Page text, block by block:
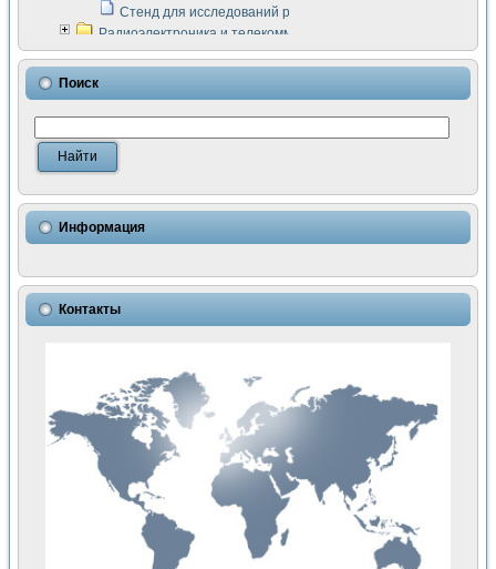
Стенд для исследований рабочих процессов ДВС в
Радиоэлектроника и телекоммуникации
LabVIEW в расчетах радиолиний систем передачи данных
Аппаратно-программный комплекс для исследования
Виртуальный лабораторный стенд для исследования
Измерение шумовых параметров операционных
Измерительный преобразователь на основе цифровой
Использование NI LabVIEW для математического
Исследовние возможности создания измерителя ВАХ
Математическое моделирование генератора сигналов -
Применение осциллографического модуля с высоким
Симуляция отклика импульсного радиолокационного
Автоматизация формирования уравнений состояния для
Разработка автоматизированного стенда для измерения
Применение среды LabVIEW для построения картины
Портативная система для определения показателей
Использование LabVIEW для управления источником
Устройство для снятия вольт-амперных характеристик
Передовые научные технологии: нано-, фемто-,
Автоматизированная установка по измерению временных
Автоматизированный лабораторный комплекс на базе
Визуализация моделирования и оптимизации тепловой
Виртуальный прибор для исследования функциональных
Поиск
Информация
Контакты